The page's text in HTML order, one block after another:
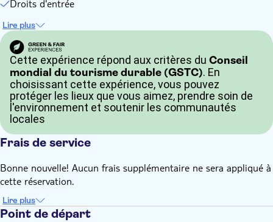
Droits d'entrée
Lire plus
Cette expérience répond aux critères du Conseil
mondial du tourisme durable (GSTC). En
choisissant cette expérience, vous pouvez
protéger les lieux que vous aimez, prendre soin de
l'environnement et soutenir les communautés
locales
Frais de service
Bonne nouvelle! Aucun frais supplémentaire ne sera appliqué à
cette réservation.
Lire plus
Point de départ